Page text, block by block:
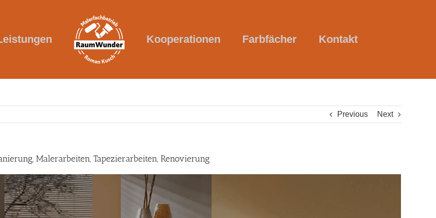
Kooperationen Farbfächer Kontakt
Previous Next
Malerarbeiten, Tapezierarbeiten, Renovierung